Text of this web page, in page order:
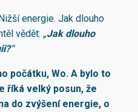
energie. Jak dlouho
vědět: „Jak dlouho
“
počátku, Wo. A bylo to
říká velký posun, že
do zvýšení energie, o